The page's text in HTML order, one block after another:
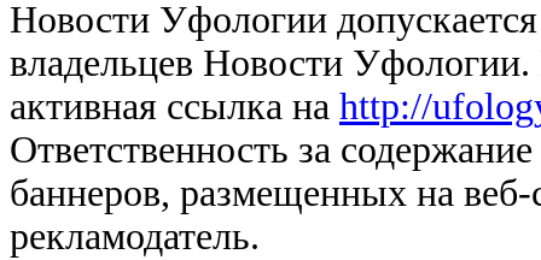
Новости Уфологии
владельцев Новости
активная ссылка на http://
Ответственность за
баннеров, размещенных на
рекламодатель.